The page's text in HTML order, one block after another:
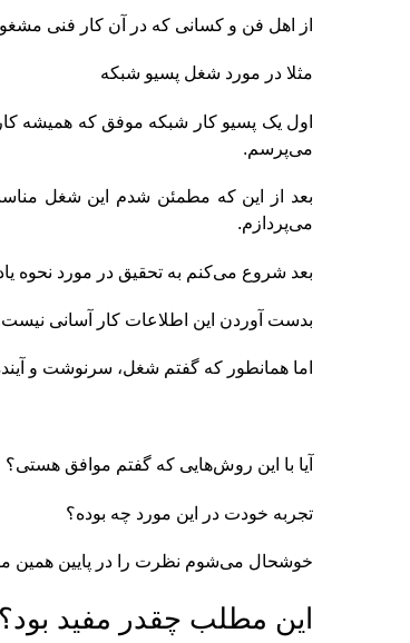
از اهل فن و کسانی که در آن کار فنی
مثلا در مورد شغل پسیو شبکه
اول یک پسیو کار شبکه موفق که همیشه
می‌پرسم.
بعد از این که مطمئن شدم این شغل
می‌پردازم.
بعد شروع می‌کنم به تحقیق در مورد نحوه
بدست آوردن این اطلاعات کار آسانی
اما همانطور که گفتم شغل، سرنوشت و
آیا با این روش‌هایی که گفتم موافق هستی؟
تجربه خودت در این مورد چه بوده؟
خوشحال می‌شوم نظرت را در پایین همین
این مطلب چقدر مفید بود؟